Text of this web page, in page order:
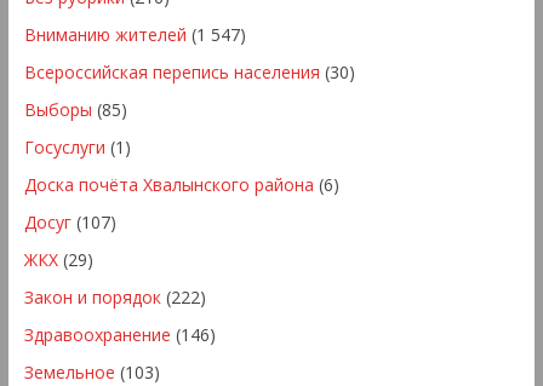
Вниманию жителей (1 547)
Всероссийская перепись населения (30)
Выборы (85)
Госуслуги (1)
Доска почёта Хвалынского района (6)
Досуг(107)
ЖКХ(29)
Закон и порядок(222)
Здравоохранение (146)
Земельное (103)